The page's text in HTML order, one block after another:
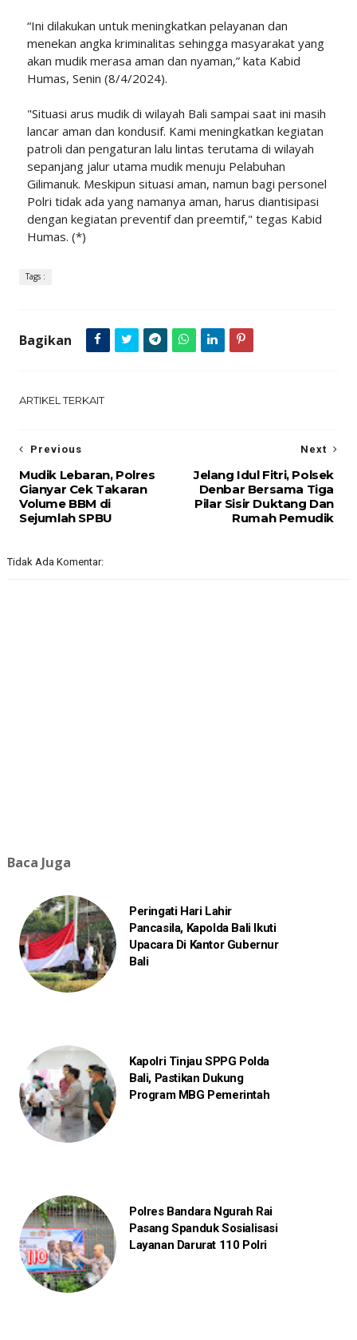
“Ini dilakukan untuk meningkatkan pelayanan dan
menekan angka kriminalitas sehingga masyarakat yang
akan mudik merasa aman dan nyaman,” kata Kabid
Humas, Senin (8/4/2024).
"Situasi arus mudik di wilayah Bali sampai saat ini masih
lancar aman dan kondusif. Kami meningkatkan kegiatan
patroli dan pengaturan lalu lintas terutama di wilayah
sepanjang jalur utama mudik menuju Pelabuhan
Gilimanuk. Meskipun situasi aman, namun bagi personel
Polri tidak ada yang namanya aman, harus diantisipasi
dengan kegiatan preventif dan preemtif," tegas Kabid
Humas. (*)
Tags :
Bagikan
ARTIKEL TERKAIT
Next
Jelang Idul Fitri, Polsek
Denbar Bersama Tiga
Pilar Sisir Duktang Dan
Rumah Pemudik
Previous
Mudik Lebaran, Polres
Gianyar Cek Takaran
Volume BBM di
Sejumlah SPBU
Tidak Ada Komentar:
Baca Juga
Peringati Hari Lahir
Pancasila, Kapolda Bali Ikuti
Upacara Di Kantor Gubernur
Bali
Kapolri Tinjau SPPG Polda
Bali, Pastikan Dukung
Program MBG Pemerintah
Polres Bandara Ngurah Rai
Pasang Spanduk Sosialisasi
Layanan Darurat 110 Polri